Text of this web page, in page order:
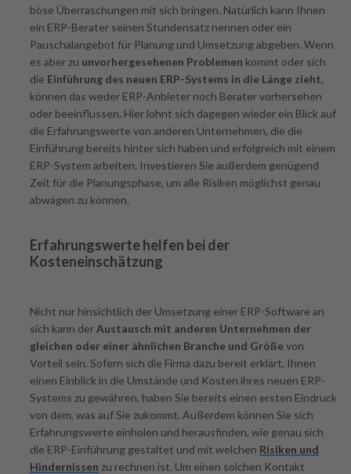
böse Überraschungen mit sich bringen. Natürlich kann Ihnen
ein ERP-Berater seinen Stundensatz nennen oder ein
Pauschalangebot für Planung und Umsetzung abgeben. Wenn
es aber zu unvorhergesehenen Problemen kommt oder sich
die Einführung des neuen ERP-Systems in die Länge zieht,
können das weder ERP-Anbieter noch Berater vorhersehen
oder beeinflussen. Hier lohnt sich dagegen wieder ein Blick auf
die Erfahrungswerte von anderen Unternehmen, die die
Einführung bereits hinter sich haben und erfolgreich mit einem
ERP-System arbeiten. Investieren Sie außerdem genügend
Zeit für die Planungsphase, um alle Risiken möglichst genau
abwägen zu können.
Erfahrungswerte helfen bei der
Kosteneinschätzung
Nicht nur hinsichtlich der Umsetzung einer ERP-Software an
sich kann derAustausch mit anderen Unternehmen der
gleichen oder einer ähnlichen Branche und Größevon
Vorteil sein. Sofern sich die Firma dazu bereit erklärt, Ihnen
einen Einblick in die Umstände und Kosten ihres neuen ERP-
Systems zu gewähren, haben Sie bereits einen ersten Eindruck
von dem, was auf Sie zukommt. Außerdem können Sie sich
Erfahrungswerte einholen und herausfinden, wie genau sich
die ERP-Einführung gestaltet und mit welchen Risiken und
Hindernissen zu rechnen ist. Um einen solchen Kontakt